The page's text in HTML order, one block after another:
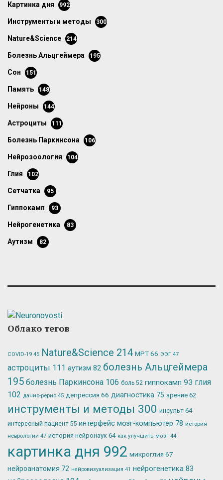
картинка дня 992
инструменты и методы 300
Nature&Science 214
болезнь Альцгеймера 195
сон 151
память 148
нейроны 144
астроциты 111
болезнь Паркинсона 106
нейрозоология 104
глия 102
сетчатка 95
гиппокамп 93
нейрогенетика 83
аутизм 82
Облако тегов
COVID-19 45 Nature&Science 214 МРТ66 ЭЭГ 47
астроциты 111 аутизм 82 болезнь Альцгеймера
195 болезнь Паркинсона 106 боль 52 гиппокамп 93 глия
102 данио-рерио 45 депрессия 66 диагностика 75 зрение 62
инструменты и методы 300 инсульт 64
интересный пациент 55 интерфейс мозг-компьютер 78 история
неврологии 47 история нейронаук 64 как улучшить мозг 44
картинка дня 992 микроглия 67
нейроанатомия 72 нейровизуализация 41 нейрогенетика 83